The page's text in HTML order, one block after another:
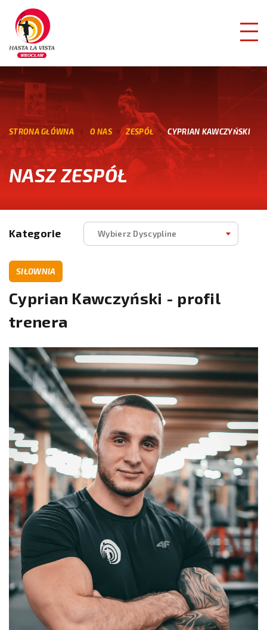
STRONA GŁÓWNA O NAS ZESPÓŁ CYPRIAN KAWCZYŃSKI
NASZ ZESPÓŁ
Kategorie Wybierz Dyscypline
SIŁOWNIA
Cyprian Kawczyński - profil
trenera